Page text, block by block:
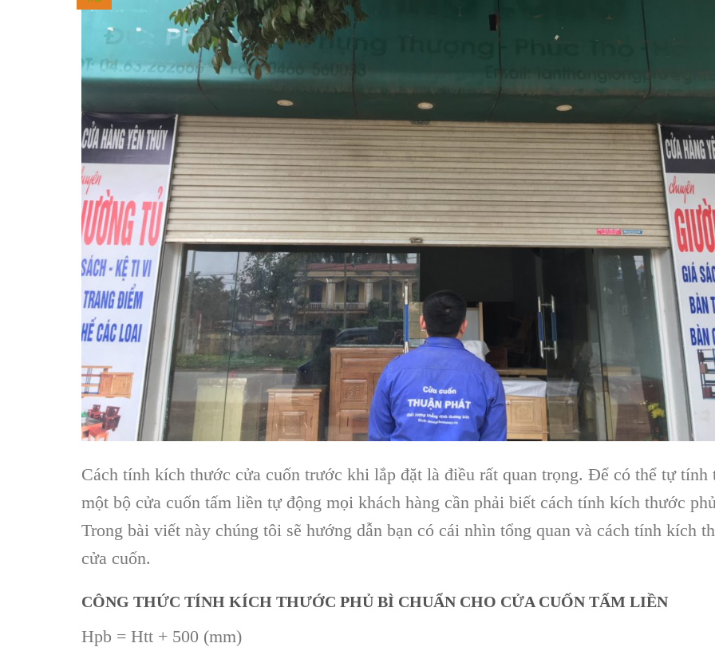
Cách tính kích thước cửa cuốn trước khi lắp đặt là điều rất quan trọng. Để có thể tự tính
một bộ cửa cuốn tấm liền tự động mọi khách hàng cần phải biết cách tính kích thước
Trong bài viết này chúng tôi sẽ hướng dẫn bạn có cái nhìn tổng quan và cách tính kích
cửa cuốn.
CÔNG THỨC TÍNH KÍCH THƯỚC PHỦ BÌ CHUẨN CHO CỬA CUỐN TẤM LIỀN
Hpb = Htt + 500 (mm)